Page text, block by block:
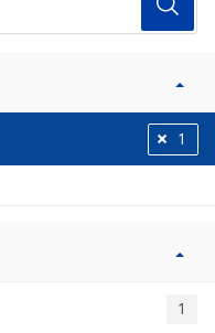
1
1